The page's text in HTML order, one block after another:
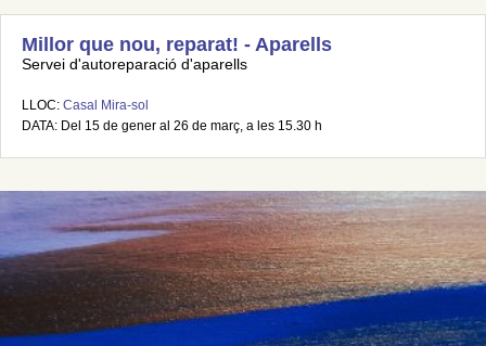
Millor que nou, reparat! - Aparells
Servei d'autoreparació d'aparells
LLOC: Casal Mira-sol
DATA: Del 15 de gener al 26 de març, a les 15.30 h